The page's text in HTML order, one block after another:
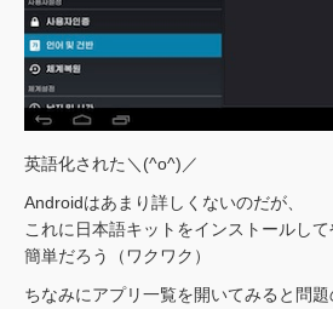
英語化された＼(^o^)／
Androidはあまり詳しくないのだが、
これに日本語キットをインストールし
簡単だろう（ワクワク）
ちなみにアプリ一覧を開いてみると問